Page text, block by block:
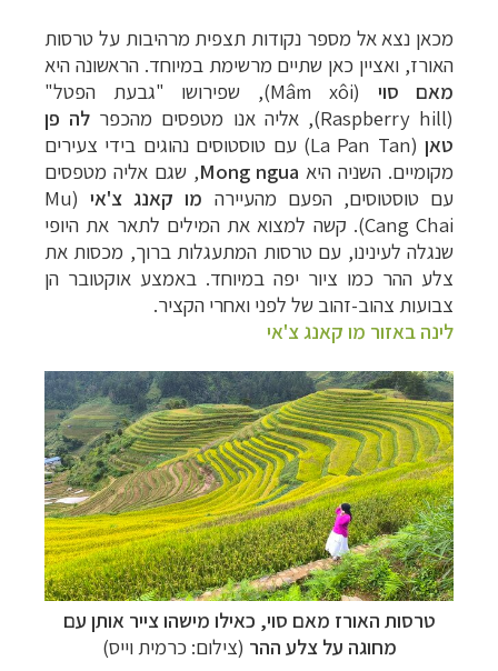
מכאן נצא אל מספר נקודות תצפית מרהיבות על טרסות
האורז, ואציין כאן שתיים מרשימת במיוחד.הראשונה היא
מאם סוי (
Mâm xôi), שפירושו "גבעת הפטל"
(
Raspberry hill), אליה אנו מטפסים מהכפר לה פן
טאן (
La Pan Tan) עם טוסטוסים נהוגים בידי צעירים
מקומיים. השניה היא Mong ngua, שגם אליה מטפסים
עם טוסטוסים, הפעם מהעיירה מו קאנג צ'אי(
Mu
Cang Chai). קשה למצוא את המילים לתאר את היופי
שנגלה לעינינו, עם טרסות המתעגלות ברוך, מכסות את
צלע ההר כמו ציור יפה במיוחד. באמצע אוקטובר הן
צבועות צהוב-זהוב של לפני ואחרי הקציר.
לינה באזור מו קאנג צ'אי
טרסות האורז מאם סוי, כאילו מישהו צייר אותן עם
מחוגה על צלע ההר (צילום: כרמית וייס)